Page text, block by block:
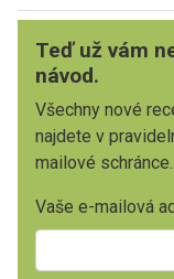
Teď už vám
návod.
Všechny nové
najdete v
mailové
Vaše e-mailová